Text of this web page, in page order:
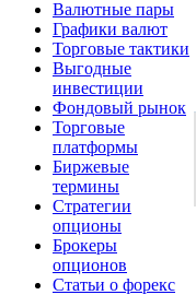
Валютные пары
Графики валют
Торговые тактики
Выгодные
инвестиции
Фондовый рынок
Торговые
платформы
Биржевые
термины
Стратегии
опционы
Брокеры
опционов
Статьи о форекс